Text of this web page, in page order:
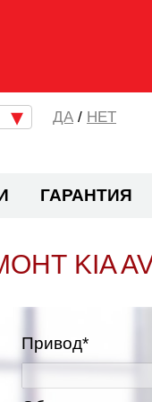
/ НЕТ
ГАРАНТИЯ
KIA
Привод*